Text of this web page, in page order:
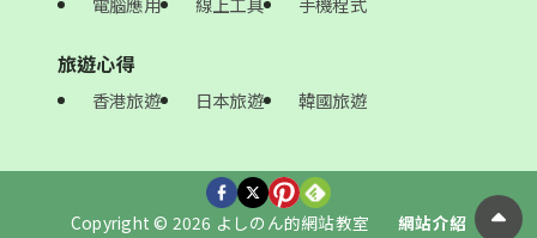
旅遊心得
香港旅遊 日本旅遊 韓國旅遊
Copyright © 2026 よしのん的網站教室 網站介紹